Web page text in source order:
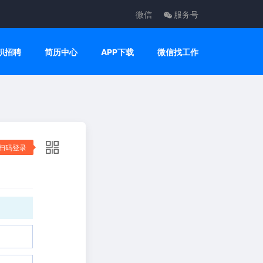
微信 服务号
招聘 简历中心 APP下载 微信找工作
码登录